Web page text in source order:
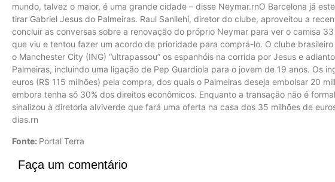
mundo, talvez o maior, é uma grande cidade – disse Neymar.rnO Barcelona já
tirar Gabriel Jesus do Palmeiras. Raul Sanllehí, diretor do clube, aproveitou a
concluir as conversas sobre a renovação do próprio Neymar para ver o camisa
que viu e tentou fazer um acordo de prioridade para comprá-lo. O clube
o Manchester City (ING) “ultrapassou” os espanhóis na corrida por Jesus e
Palmeiras, incluindo uma ligação de Pep Guardiola para o jovem de 19 anos. Os
euros (R$ 115 milhões) pela compra, dos quais o Palmeiras deseja embolsar 20
embora tenha só 30% dos direitos econômicos. Enquanto a transação não é
sinalizou à diretoria alviverde que fará uma oferta na casa dos 35 milhões de
dias.rn
Fonte: Portal Terra
Faça um comentário